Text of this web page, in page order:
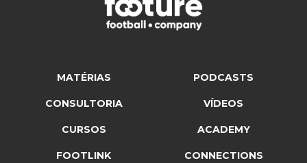
MATÉRIAS PODCASTS
CONSULTORIA VÍDEOS
CURSOS ACADEMY
FOOTLINK CONNECTIONS